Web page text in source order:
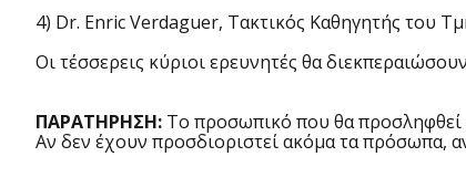
4) Dr. Enric Verdaguer, Τακτικός Καθηγητής του
Οι τέσσερεις κύριοι ερευνητές θα
ΠΑΡΑΤΗΡΗΣΗ: Το προσωπικό που θα προσληφθεί
Αν δεν έχουν προσδιοριστεί ακόμα τα πρόσωπα,